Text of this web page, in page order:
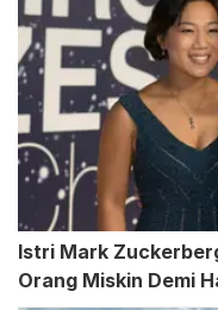
Istri Mark
Orang Miskin Demi